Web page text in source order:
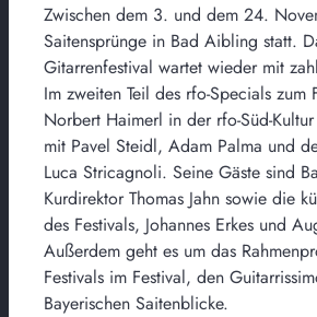
Zwischen dem 3. und dem 24.
Saitensprünge in Bad Aibling statt.
Gitarrenfestival wartet wieder mit
Im zweiten Teil des rfo-Specials zum
Norbert Haimerl in der rfo-Süd-
mit Pavel Steidl, Adam Palma und
Luca Stricagnoli. Seine Gäste sind
Kurdirektor Thomas Jahn sowie die
des Festivals, Johannes Erkes und
Außerdem geht es um das
Festivals im Festival, den
Bayerischen Saitenblicke.